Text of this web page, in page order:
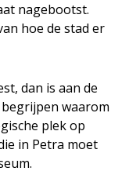
nagebootst.
hoe de stad er
dan is aan de
waarom
plek op
in Petra moet